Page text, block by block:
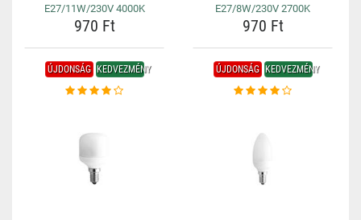
E27/11W/230V 4000K
970 Ft
E27/8W/230V 2700K
970 Ft
ÚJDONSÁG KEDVEZMÉNY ÚJDONSÁG KEDVEZMÉNY